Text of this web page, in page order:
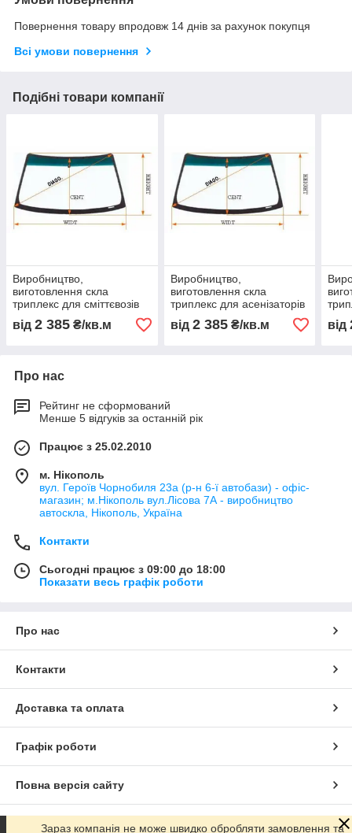
Повернення товару впродовж 14 днів за рахунок покупця
Всі умови повернення
Подібні товари компанії
Виробництво,
виготовлення скла
триплекс для сміттєвозів
КамАЗ
від 2 385 ₴/кв.м
Виробництво,
виготовлення скла
триплекс для асенізаторів
і насосів КамАЗ
від 2 385₴/кв.м від
Про нас
Рейтинг не сформований
Менше 5 відгуків за останній рік
Працює з 25.02.2010
м. Нікополь
вул. Героїв Чорнобиля 23а (р-н 6-ї автобази) - офіс-
магазин; м.Нікополь вул.Лісова 7А - виробництво
автоскла, Нікополь, Україна
Контакти
Сьогодні працює з 09:00 до 18:00
Показати весь графік роботи
Про нас
Контакти
Доставка та оплата
Графік роботи
Повна версія сайту
Сайт створено на маркетплейсіProm.ua
Зараз компанія не може швидко обробляти замовлення та